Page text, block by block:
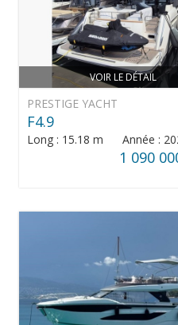
VOIR LE DÉTAIL
PRESTIGE YACHT
F4.9
Long : 15.18 m Année :
1 090